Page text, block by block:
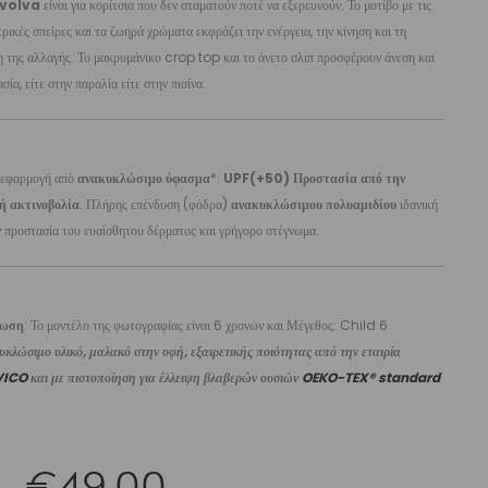
είναι για κορίτσια που δεν σταματούν ποτέ να εξερευνούν. Το μοτίβο με τις
σπείρες και τα ζωηρά χρώματα εκφράζει την ενέργεια, την κίνηση και τη
της αλλαγής. Το μακρυμάνικο crop top και το άνετο σλιπ προσφέρουν άνεση και
είτε στην παραλία είτε στην πισίνα.
απόανακυκλώσιμο ύφασμα*. UPF(+50) Προστασία από την
ακτινοβολία. Πλήρης επένδυση (φόδρα) ανακυκλώσιμου πολυαμιδίου ιδανική
προστασία του ευαίσθητου δέρματος και γρήγορο στέγνωμα.
: Το μοντέλο της φωτογραφίας είναι 6 χρονών και Μέγεθος: Child 6
υλικό, μαλακό στην υφή, εξαιρετικής ποιότητας από την εταιρία
και με πιστοποίηση για έλλειψη βλαβερών ουσιών OEKO-TEX® standard